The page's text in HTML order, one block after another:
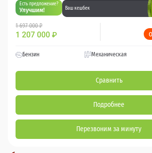
Есть предложение?
Улучшим! Ваш кешбек
1 697 000 ₽
1 207 000 ₽
Бензин Механическая
Сравнить
Подробнее
Перезвоним за минуту